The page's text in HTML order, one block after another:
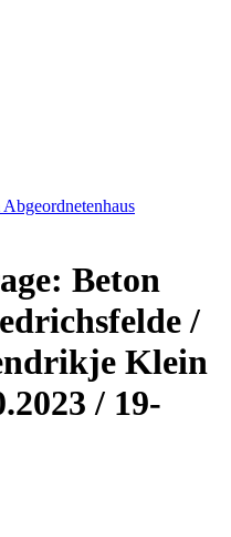
Beton
/
Klein
/ 19-